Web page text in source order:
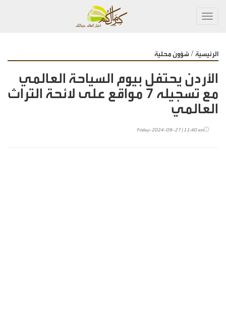
الرئيسية / شؤون محلية
الأردن يحتفل بيوم السياحة العالمي
مع تسجيله 7 مواقع على لائحة التراث
العالمي
Friday-2024-09-27 | 11:40 am